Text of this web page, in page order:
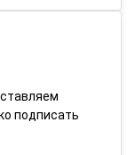
подписать